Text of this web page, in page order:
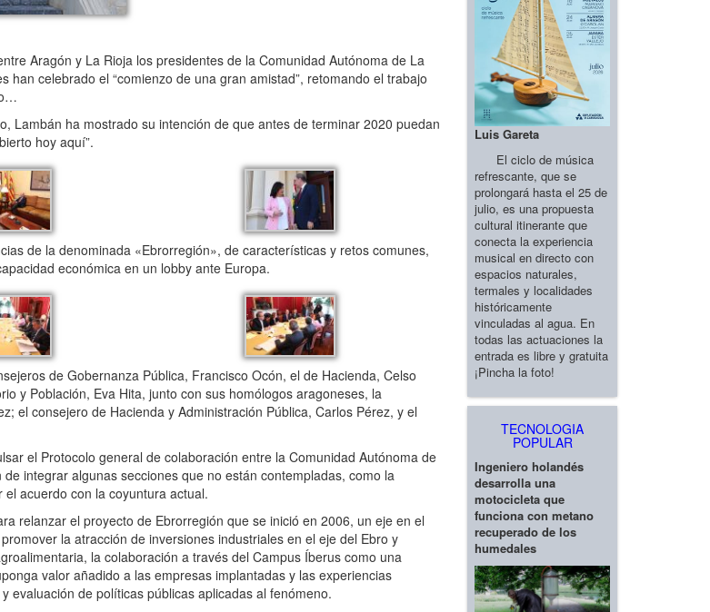
Aragón y La Rioja los presidentes de la Comunidad Autónoma de La
celebrado el “comienzo de una gran amistad”, retomando el trabajo
ha mostrado su intención de que antes de terminar 2020 puedan
hoy aquí”.
de la denominada «Ebrorregión», de características y retos comunes,
económica en un lobby ante Europa.
de Gobernanza Pública, Francisco Ocón, el de Hacienda, Celso
y Población, Eva Hita, junto con sus homólogos aragoneses, la
el consejero de Hacienda y Administración Pública, Carlos Pérez, y el
el Protocolo general de colaboración entre la Comunidad Autónoma de
integrar algunas secciones que no están contempladas, como la
acuerdo con la coyuntura actual.
relanzar el proyecto de Ebrorregión que se inició en 2006, un eje en el
la atracción de inversiones industriales en el eje del Ebro y
la colaboración a través del Campus Íberus como una
valor añadido a las empresas implantadas y las experiencias
evaluación de políticas públicas aplicadas al fenómeno.
Luis Gareta
El ciclo de música
refrescante, que se
prolongará hasta el 25 de
julio, es una propuesta
cultural itinerante que
conecta la experiencia
musical en directo con
espacios naturales,
termales y localidades
históricamente
vinculadas al agua. En
todas las actuaciones la
entrada es libre y gratuita
¡Pincha la foto!
TECNOLOGIA
POPULAR
Ingeniero holandés
desarrolla una
motocicleta que
funciona con metano
recuperado de los
humedales